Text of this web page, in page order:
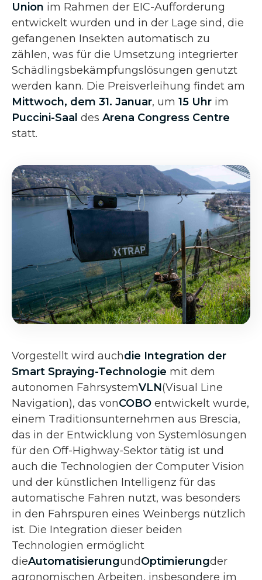
Union im Rahmen der EIC-Aufforderung
entwickelt wurden und in der Lage sind, die
gefangenen Insekten automatisch zu
zählen, was für die Umsetzung integrierter
Schädlingsbekämpfungslösungen genutzt
werden kann. Die Preisverleihung findet am
Mittwoch, dem 31. Januar, um 15 Uhr im
Puccini-Saal des Arena Congress Centre
statt.
Vorgestellt wird auchdie Integration der
Smart Spraying-Technologie mit dem
autonomen FahrsystemVLN(Visual Line
Navigation), das vonCOBO entwickelt wurde,
einem Traditionsunternehmen aus Brescia,
das in der Entwicklung von Systemlösungen
für den Off-Highway-Sektor tätig ist und
auch die Technologien der Computer Vision
und der künstlichen Intelligenz für das
automatische Fahren nutzt, was besonders
in den Fahrspuren eines Weinbergs nützlich
ist. Die Integration dieser beiden
Technologien ermöglicht
dieAutomatisierungundOptimierungder
agronomischen Arbeiten, insbesondere im